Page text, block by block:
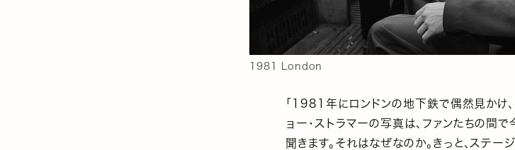
1981 London
「1981年にロンドンの地下鉄で偶然見かけ、
ョー・ストラマーの写真は、ファンたちの間
聞きます。それはなぜなのか。きっと、ステー